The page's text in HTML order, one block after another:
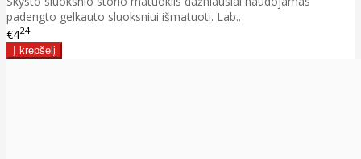
padengto gelkauto sluoksniui išmatuoti. Lab..
€424